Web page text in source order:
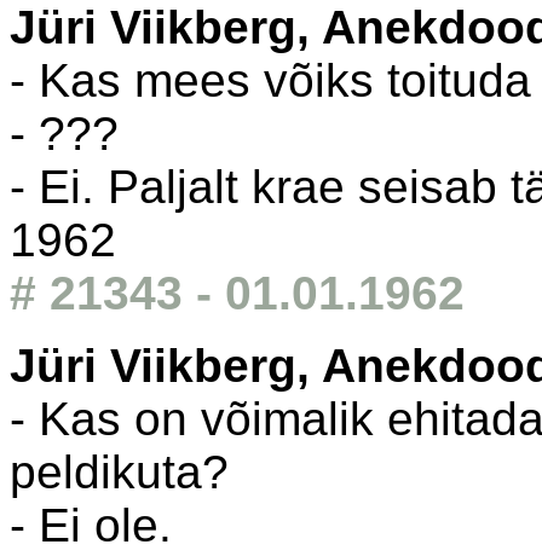
Jüri Viikberg,
- Kas mees võiks
- ???
- Ei. Paljalt krae seisab
1962
# 21343 - 01.01.1962
Jüri Viikberg,
- Kas on võimalik
peldikuta?
- Ei ole.